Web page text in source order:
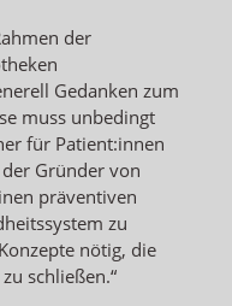
der
Gedanken zum
muss unbedingt
für Patient:innen
Gründer von
präventiven
zu
nötig, die
schließen.“